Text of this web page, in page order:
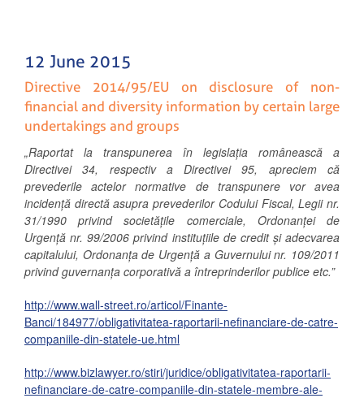
12 June 2015
Directive 2014/95/EU on disclosure of non-
financial and diversity information by certain large
undertakings and groups
„Raportat la transpunerea în legislația românească a
Directivei 34, respectiv a Directivei 95, apreciem că
prevederile actelor normative de transpunere vor avea
incidență directă asupra prevederilor Codului Fiscal, Legii nr.
31/1990privind societățile comerciale, Ordonanței de
Urgență nr. 99/2006privind instituțiile de credit și adecvarea
capitalului, Ordonanța de Urgență a Guvernului nr. 109/2011
privind guvernanța corporativă a întreprinderilor publice etc.”
http://www.wall-street.ro/articol/Finante-
Banci/184977/obligativitatea-raportarii-nefinanciare-de-catre-
companiile-din-statele-ue.html
http://www.bizlawyer.ro/stiri/juridice/obligativitatea-raportarii-
nefinanciare-de-catre-companiile-din-statele-membre-ale-